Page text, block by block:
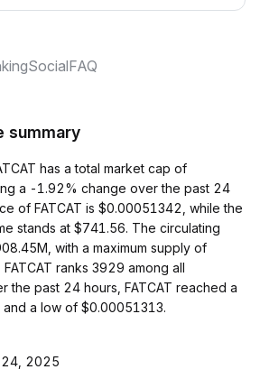
SocialFAQ
summary
has a total market cap of
a -1.92% change over the past 24
of FATCAT is $0.00051342, while the
stands at $741.56. The circulating
with a maximum supply of
ranks 3929 among all
the past 24 hours, FATCAT reached a
a low of $0.00051313.
2025